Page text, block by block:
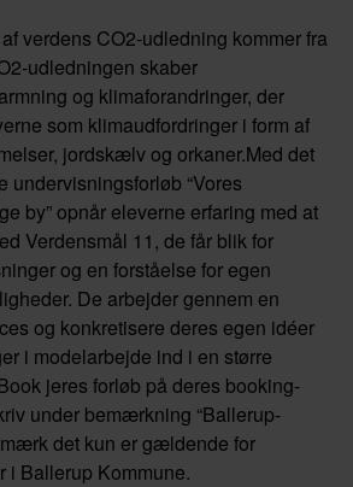
verdens CO2-udledning kommer fra
udledningen skaber
og klimaforandringer, der
som klimaudfordringer i form af
jordskælv og orkaner.Med det
undervisningsforløb “Vores
by” opnår eleverne erfaring med at
Verdensmål 11, de får blik for
og en forståelse for egen
De arbejder gennem en
og konkretisere deres egen idéer
i modelarbejde ind i en større
jeres forløb på deres booking-
under bemærkning “Ballerup-
det kun er gældende for
i Ballerup Kommune.